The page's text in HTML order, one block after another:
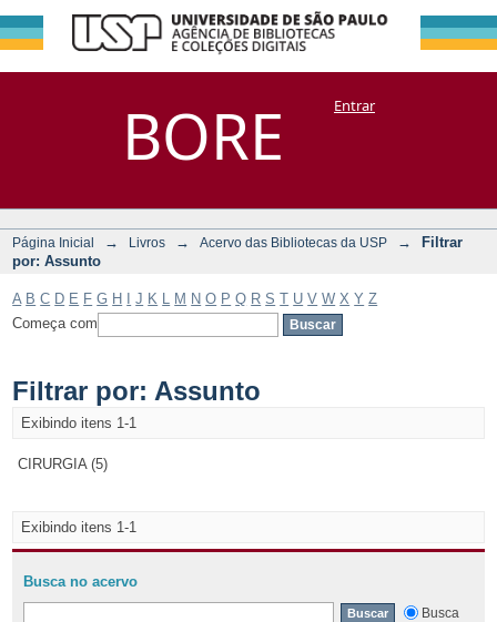
BORE
Filtrar por:
Assunto
DSpace/Manakin + CoriscoEntrar
Página Inicial → Livros → Acervo das Bibliotecas da USP →
Filtrar
por: Assunto
A B C D E F G H J K M N O P Q R S T U V W X Y Z
Começa com
Filtrar por: Assunto
Exibindo itens 1-1
CIRURGIA (5)
Exibindo itens 1-1
Busca no acervo
Busca